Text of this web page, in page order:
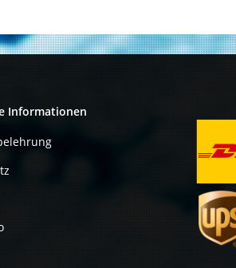
Informationen